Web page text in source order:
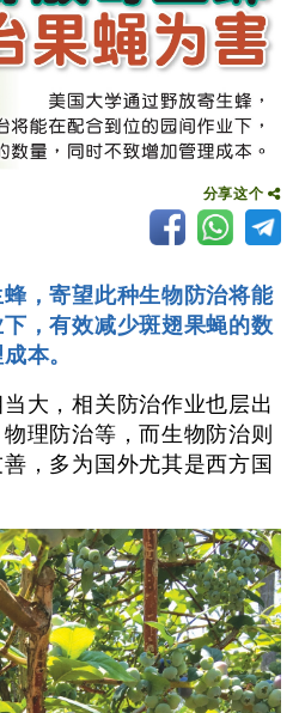
分享这个
，寄望此种生物防治将能
，有效减少斑翅果蝇的数
本。
大，相关防治作业也层出
理防治等，而生物防治则
，多为国外尤其是西方国